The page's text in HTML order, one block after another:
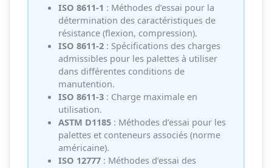
ISO 8611-1 : Méthodes d’essai pour la
détermination des caractéristiques de
résistance (flexion, compression).
ISO 8611-2: Spécifications des charges
admissibles pour les palettes à utiliser
dans différentes conditions de
manutention.
ISO 8611-3: Charge maximale en
utilisation.
ASTM D1185: Méthodes d’essai pour les
palettes et conteneurs associés (norme
américaine).
ISO 12777: Méthodes d’essai des